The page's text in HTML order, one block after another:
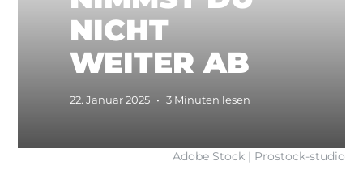
NICHT
WEITER AB
22. Januar 2025 • 3 Minuten lesen
Adobe Stock | Prostock-studio